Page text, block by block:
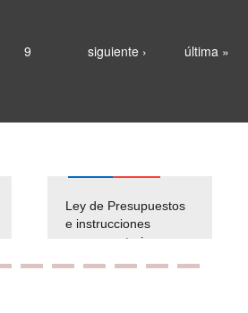
9 siguiente › última »
Ley de Presupuestos
e instrucciones
presuspuetarias